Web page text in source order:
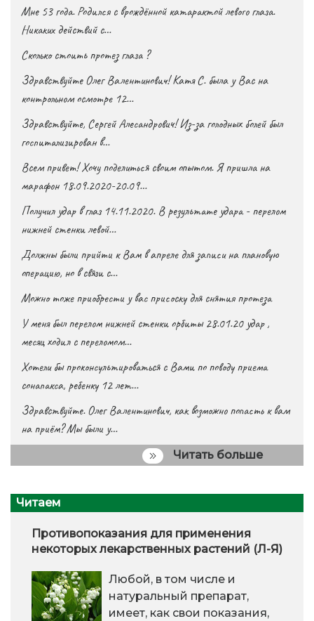
Мне 53 года. Родился с врождённой катарактой левого глаза.
Никаких действий с…
Сколько стоить протез глаза ?
Здравствуйте Олег Валентинович! Катя С. была у Вас на
контрольном осмотре 12…
Здравствуйте, Сергей Алесандрович! Из-за голодных болей был
госпитализирован в…
Всем привет! Хочу поделиться своим опытом. Я пришла на
марафон 18.09.2020-20.09…
Получил удар в глаз 14.11.2020. В результате удара - перелом
нижней стенки левой…
Должны были прийти к Вам в апреле для записи на плановую
операцию, но в связи с…
Можно тоже приобрести у вас присоску для снятия протеза
У меня был перелом нижней стенки орбиты 28.01.20 удар ,
месяц ходил с переломом…
Хотели бы проконсультироваться с Вами по поводу приема
сонапакса, ребенку 12 лет…
Здравствуйте. Олег Валентинович, как возможно попасть к вам
на приём? Мы были у…
Читать больше
Читаем
Противопоказания для применения
некоторых лекарственных растений (Л-Я)
Любой, в том числе и
натуральный препарат,
имеет, как свои показания,